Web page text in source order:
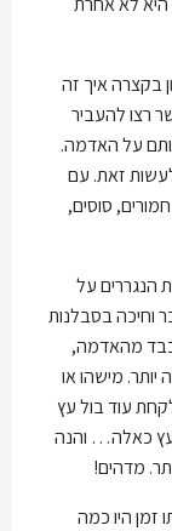
בקצרה איך זה
יותר מ-5000 שנה כאשר רצו להעביר
על האדמה.
זאת. עם
סוסים,
על
בסבלנות
מהאדמה,
מישהו או
עוד בול עץ
עץ כאלה… והנה
מדהים!
זמן היו כמה